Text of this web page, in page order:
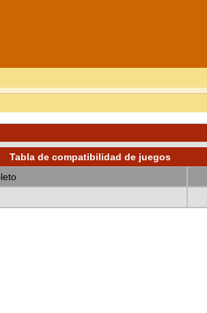
Tabla de compatibilidad de juegos